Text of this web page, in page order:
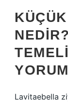
Lavitaebella